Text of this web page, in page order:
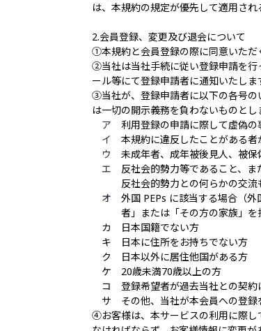
は、本規約の規定が優先して適用され
2.会員登録、変更及び退会について
①本規約と会員登録の際に同意いただ
②当社は当社手続に従い登録申請を行
ール等にて登録申請者に通知いたし
③当社が、登録申請者に以下の各号の
は一切の開示義務を負わないものと
ア 利用登録の申請に際して虚偽
イ 本規約に違反したことがある
ウ 未成年者、成年被後見人、被
エ 反社会的勢力等であること、
反社会的勢力との何らかの交流も
オ 外国 PEPs に該当する場合（
者」または「その方の家族」を指
カ
日本国籍でない方
キ 日本に住所をお持ちでない方
ク
日本以外に居住他国がある方
ケ 20歳未満70歳以上の方
コ 登録希望者が過去当社との契約
サ
その他、当社が本会員への登
④お客様は、本サービスの利用に際し